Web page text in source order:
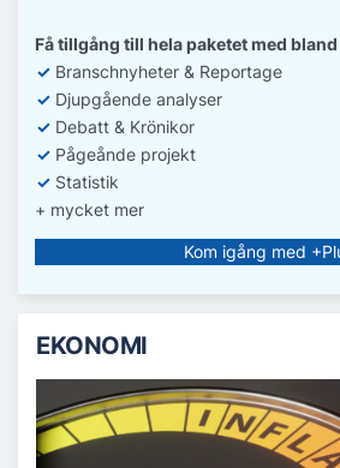
Få tillgång till hela paketet med
✓ Branschnyheter & Reportage
✓ Djupgående analyser
✓ Debatt & Krönikor
✓ Pågeånde projekt
✓ Statistik
+ mycket mer
Kom igång med
EKONOMI